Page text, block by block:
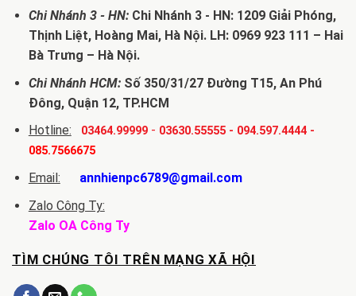
Chi Nhánh 3 - HN:Chi Nhánh 3 - HN: 1209 Giải Phóng,
Thịnh Liệt, Hoàng Mai, Hà Nội. LH: 0969 923 111 – Hai
Bà Trưng – Hà Nội.
Chi Nhánh HCM:Số 350/31/27 Đường T15, An Phú
Đông, Quận 12, TP.HCM
Hotline:
03464.99999- 03630.55555- 094.597.4444-
085.7566675
Email:
annhienpc6789@gmail.com
Zalo Công Ty:
Zalo OA Công Ty
TÌM CHÚNG TÔI TRÊN MẠNG XÃ HỘI